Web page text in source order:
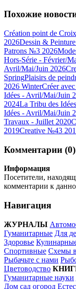
Похожие
Création point de
2026Dessin &
Patrons №3 2026
Hors-Série - Février/
Avril/Mai/Juin 2026
SpringPlaisirs de
2026 WinterCréer
Idées - Avril/Mai/Juin
2024La Tribu des
Idées - Avril/Mai/Juin
Travaux - Juillet 2020
2019Creative №43
Комментарии (0)
Информация
Посетители,
комментарии к
Навигация
ЖУРНАЛЫ
Гуманитарные Для
Здоровье
Спортивные Схемы
Рыбачьте с нами
Цветоводство
Гуманитарные науки
Дом сад огород